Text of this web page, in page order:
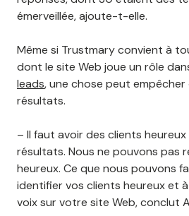
émerveillée, ajoute-t-elle.
Même si Trustmary convient à
dont le site Web joue un rôle
leads, une chose peut
résultats.
– Il faut avoir des clients
résultats. Nous ne pouvons pas
heureux. Ce que nous pouvons
identifier vos clients heureux et
voix sur votre site Web, conclut